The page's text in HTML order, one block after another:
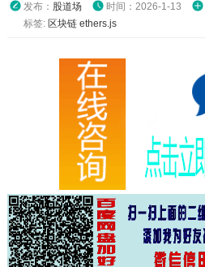
其他课程
发布： 股道场 时间：2026-1-13
标签: 区块链 ethers.js